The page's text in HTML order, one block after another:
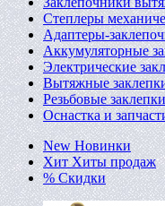
Степлеры
Адаптеры-
Аккумуляторные
Электрические
Вытяжные
Резьбовые заклепки
Оснастка и
New Новинки
Хит Хиты продаж
% Скидки